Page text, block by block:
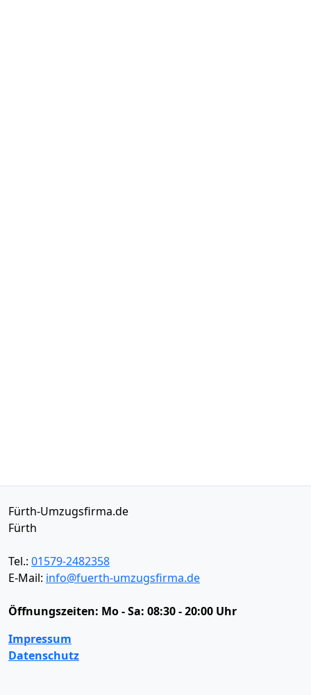
Fürth-Umzugsfirma.de
Fürth
Tel.: 01579-2482358
E-Mail: info@fuerth-umzugsfirma.de
Öffnungszeiten: Mo - Sa: 08:30 - 20:00 Uhr
Impressum
Datenschutz